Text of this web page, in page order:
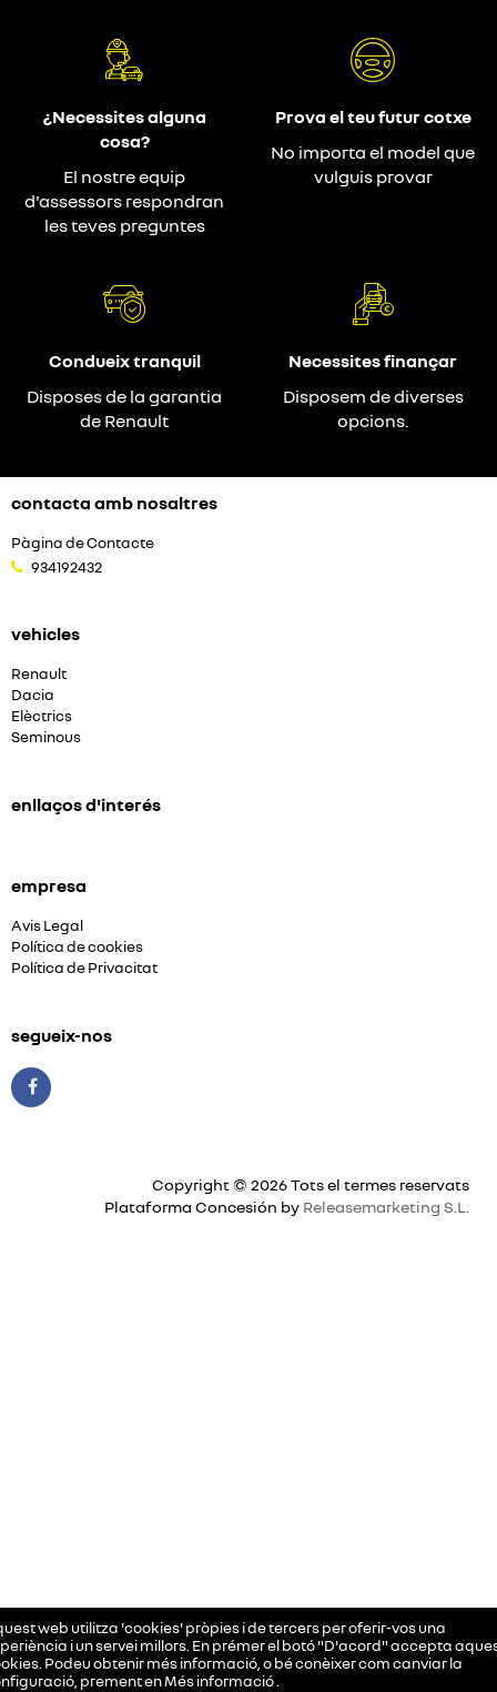
web utilitza 'cookies' pròpies i de tercers per oferir-vos una
i un servei millors. En prémer el botó "D'acord" accepta
Podeu obtenir més informació, o bé conèixer com canviar la
prement enMés informació
¿Necessites alguna
cosa?
El nostre equip
d'assessors respondran
les teves preguntes
Prova el teu futur cotxe
No importa el model que
vulguis provar
Condueix tranquil
Disposes de la garantia
de Renault
Necessites finançar
Disposem de diverses
opcions.
contacta amb nosaltres
Pàgina de Contacte
934192432
vehicles
Renault
Dacia
Elèctrics
Seminous
enllaços d'interés
empresa
Avis Legal
Política de cookies
Política de Privacitat
segueix-nos
Copyright © 2026 Tots el termes reservats
Plataforma Concesión by Releasemarketing S.L.